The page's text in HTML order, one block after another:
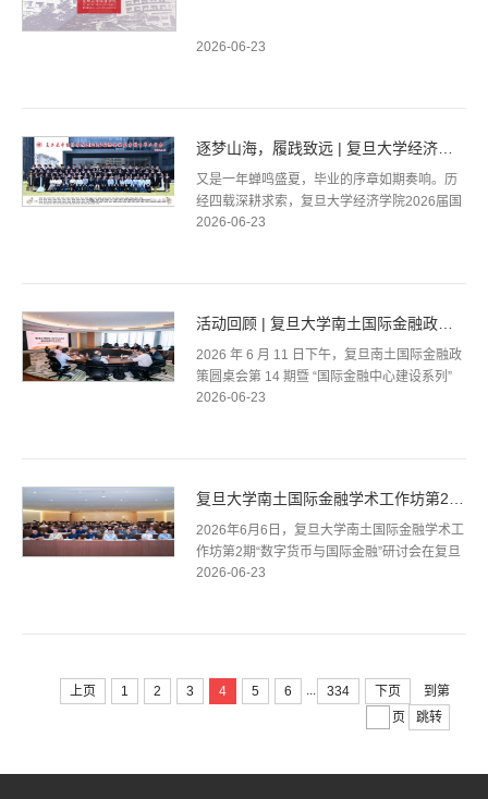
2026-06-23
又是一年蝉鸣盛夏，毕业的序章如期奏响。历
经四载深耕求索，复旦大学经济学院2026届国
际金融系全体本科学子圆满完成学业，以过硬
2026-06-23
2026 年 6 月 11 日下午，复旦南土国际金融政
策圆桌会第 14 期暨 “国际金融中心建设系列”
首期活动在复旦大学经济学院1706室举行。会
2026-06-23
2026年6月6日，复旦大学南土国际金融学术工
作坊第2期“数字货币与国际金融”研讨会在复旦
大学经济学院302兴富报告厅举行。本次工作
2026-06-23
上页 1 2 3 4 5 6 ... 334 下页
到第
页
跳转